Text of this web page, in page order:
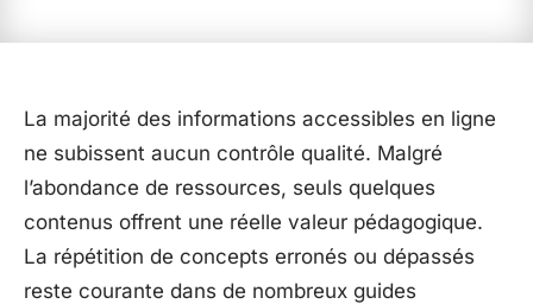
La majorité des informations accessibles en ligne
ne subissent aucun contrôle qualité. Malgré
l’abondance de ressources, seuls quelques
contenus offrent une réelle valeur pédagogique.
La répétition de concepts erronés ou dépassés
reste courante dans de nombreux guides